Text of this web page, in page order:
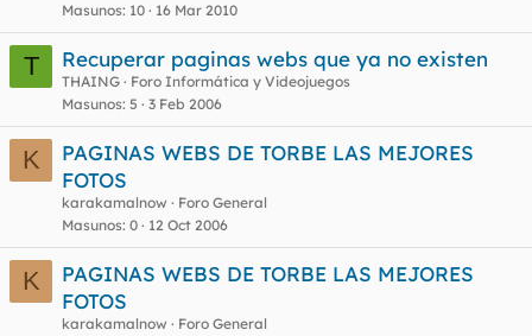
r
Masunos 10 16 Mar 2010
T Recuperar paginas webs que ya no existen
THAING
Foro Informática y Videojuegos
Masunos 5 3 Feb 2006
K
PAGINAS WEBS DE TORBE LAS MEJORES
FOTOS
karakamalnow
Foro General
Masunos 0 12 Oct 2006
K
PAGINAS WEBS DE TORBE LAS MEJORES
FOTOS
karakamalnow
Foro General